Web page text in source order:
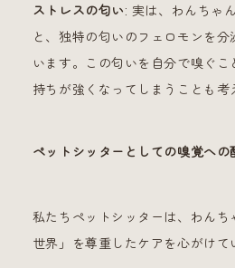
ストレスの匂い: 実は、わんちゃ
と、独特の匂いのフェロモンを分
います。この匂いを自分で嗅ぐ
持ちが強くなってしまうことも考
ペットシッターとしての嗅覚への
私たちペットシッターは、わんち
世界」を尊重したケアを心がけて